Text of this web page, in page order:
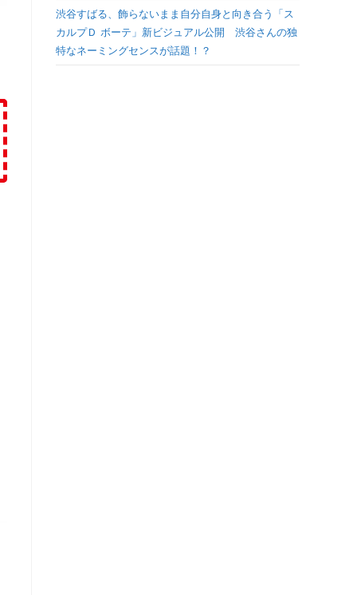
ル
渋谷すばる、飾らないまま自分自身と向き合う「ス
カルプＤ ボーテ」新ビジュアル公開 渋谷さんの独
特なネーミングセンスが話題！？